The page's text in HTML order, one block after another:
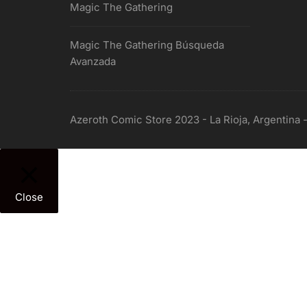
Magic The Gathering
Magic The Gathering Búsqueda
Avanzada
Azeroth Comic Store 2023 - La Rioja, Argentina -
Close